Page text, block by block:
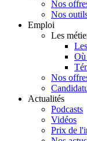
Nos
Nos
Emploi
Les
Nos
Actualités
Podcasts
Vidéos
Prix de